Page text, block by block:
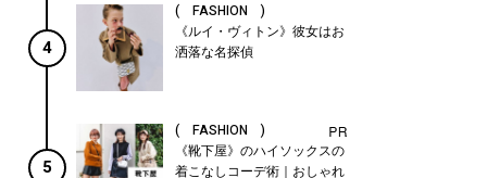
4
( FASHION )
《ルイ・ヴィトン》彼女はお
洒落な名探偵
5
( FASHION )
《靴下屋》のハイソックスの
着こなしコーデ術｜おしゃれ